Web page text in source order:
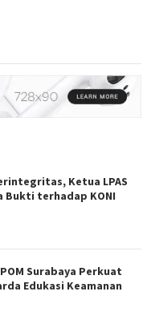
Ketua LPAS
Bukti terhadap KONI
Surabaya Perkuat
Edukasi Keamanan